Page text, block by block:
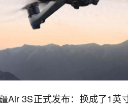
Air 3S正式发布：换成了1英